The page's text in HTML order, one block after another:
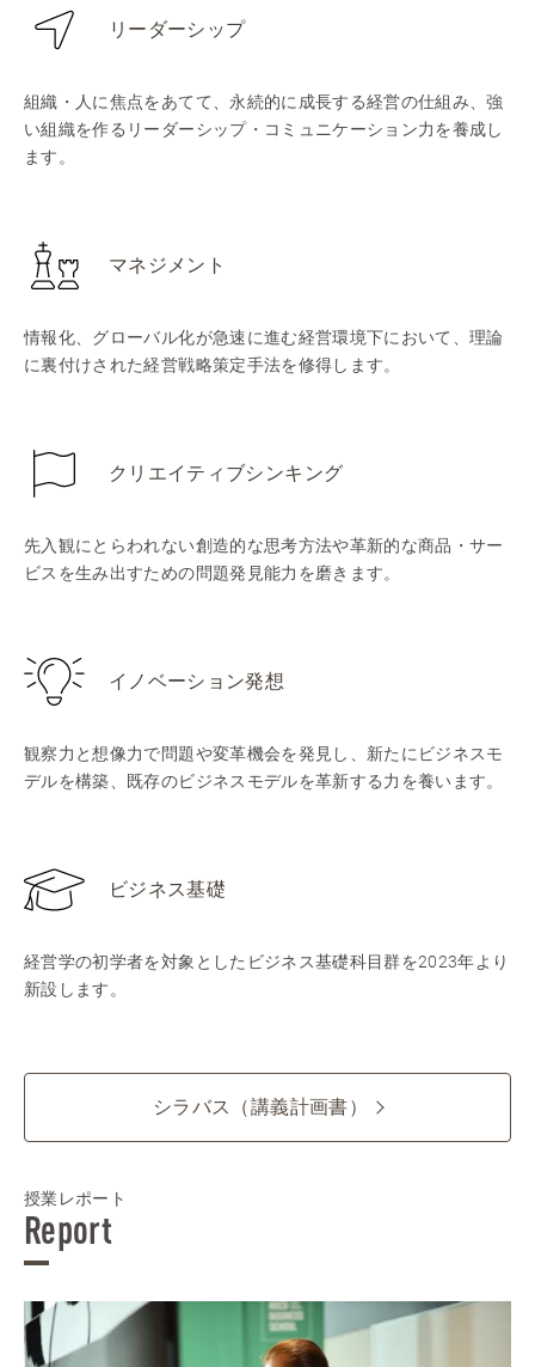
リーダーシップ
組織・人に焦点をあてて、永続的に成長する経営の仕組み、強
い組織を作るリーダーシップ・コミュニケーション力を養成し
ます。
マネジメント
情報化、グローバル化が急速に進む経営環境下において、理論
に裏付けされた経営戦略策定手法を修得します。
クリエイティブシンキング
先入観にとらわれない創造的な思考方法や革新的な商品・サー
ビスを生み出すための問題発見能力を磨きます。
イノベーション発想
観察力と想像力で問題や変革機会を発見し、新たにビジネスモ
デルを構築、既存のビジネスモデルを革新する力を養います。
ビジネス基礎
経営学の初学者を対象としたビジネス基礎科目群を2023年より
新設します。
シラバス（講義計画書）
授業レポート
Report